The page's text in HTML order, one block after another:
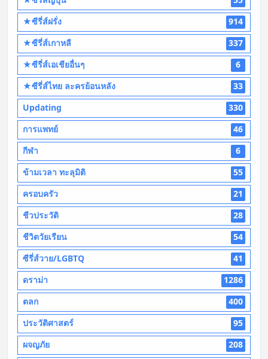
★ซีรี่ส์ฝรั่ง
914
★ซีรี่ส์เกาหลี
337
★ซีรี่ส์เอเชียอื่นๆ
6
★ซีรี่ส์ไทย ละครย้อนหลัง
33
Updating
330
การแพทย์
46
กีฬา
6
ข้ามเวลา ทะลุมิติ
55
ครอบครัว
21
ชีวประวัติ
28
ชีวิตวัยเรียน
54
ซีรี่ส์วาย/LGBTQ
41
ดราม่า
1286
ตลก
400
ประวัติศาสตร์
95
ผจญภัย
208